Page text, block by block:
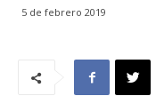
5 de febrero 2019